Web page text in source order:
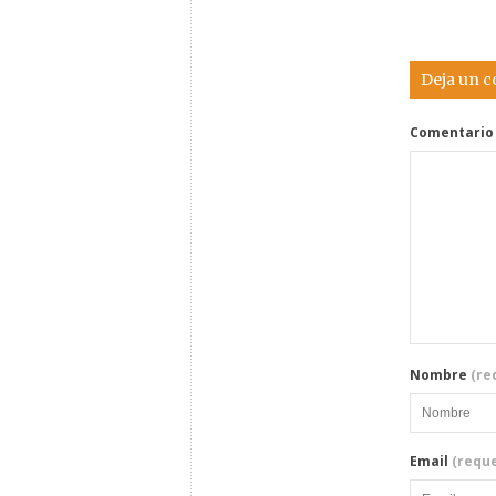
Deja un
Comentario
Nombre
Email